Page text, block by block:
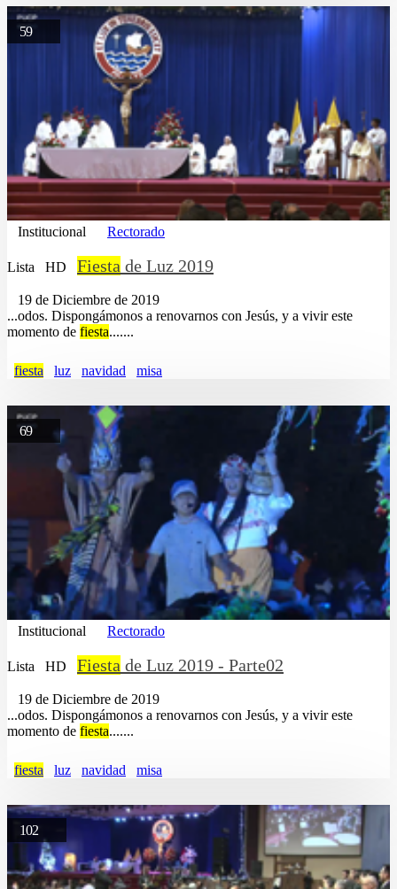
59
Institucional Rectorado
Lista HD Fiesta de Luz 2019
19 de Diciembre de 2019
...odos. Dispongámonos a renovarnos con Jesús, y a vivir este
momento de fiesta.......
fiesta luz navidad misa
69
Institucional Rectorado
Lista HD Fiesta de Luz 2019 - Parte02
19 de Diciembre de 2019
...odos. Dispongámonos a renovarnos con Jesús, y a vivir este
momento de fiesta.......
fiesta luz navidad misa
102